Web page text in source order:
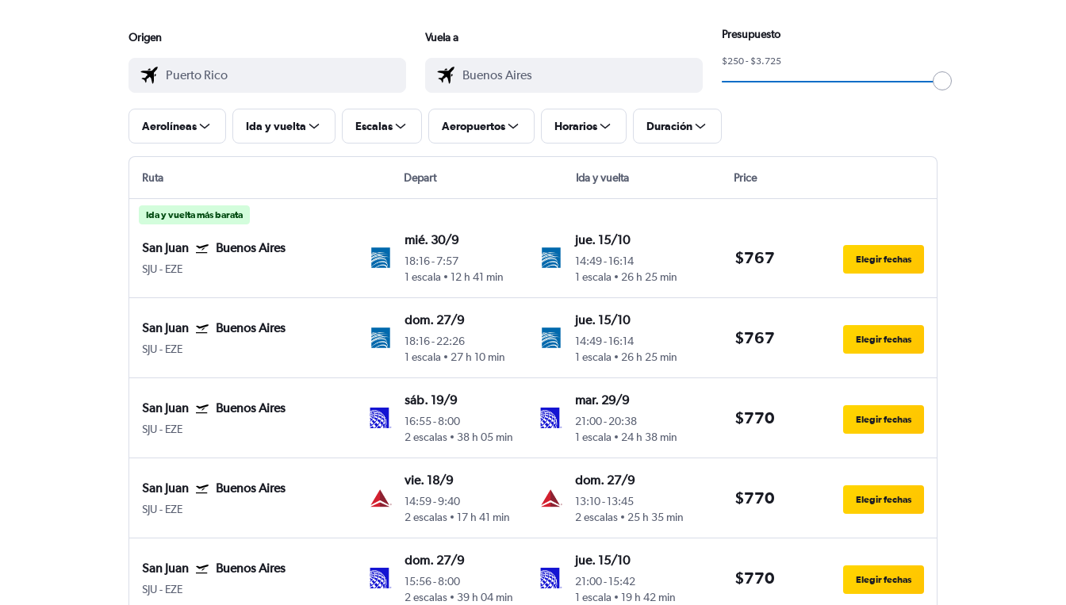
Origen Vuela a Presupuesto
$250 - $3.725
Aerolíneas Ida y vuelta Escalas Aeropuertos Horarios Duración
Ruta Depart Ida y vuelta Price
Ida y vuelta más barata
San Juan Buenos Aires
SJU- EZE
mié. 30/9
18:16-7:57
1 escala
12 h 41 min
jue. 15/10
14:49-16:14
1 escala
26 h 25 min
$767 Elegir fechas
San Juan Buenos Aires
SJU- EZE
dom. 27/9
18:16-22:26
1 escala
27 h 10 min
jue. 15/10
14:49-16:14
1 escala
26 h 25 min
$767 Elegir fechas
San Juan Buenos Aires
SJU- EZE
sáb. 19/9
16:55-8:00
2 escalas
38 h 05 min
mar. 29/9
21:00-20:38
1 escala
24 h 38 min
$770 Elegir fechas
San Juan Buenos Aires
SJU- EZE
vie. 18/9
14:59-9:40
2 escalas
17 h 41 min
dom. 27/9
13:10-13:45
2 escalas
25 h 35 min
$770 Elegir fechas
San Juan Buenos Aires
SJU- EZE
dom. 27/9
15:56-8:00
2 escalas
39 h 04 min
jue. 15/10
21:00-15:42
1 escala
19 h 42 min
$770 Elegir fechas